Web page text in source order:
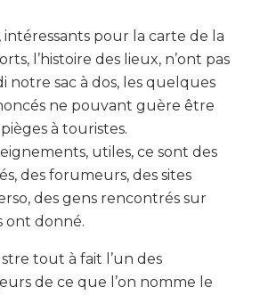
intéressants pour la carte de la
l’histoire des lieux, n’ont pas
notre sac à dos, les quelques
ne pouvant guère être
à touristes.
utiles, ce sont des
des forumeurs, des sites
des gens rencontrés sur
ont donné.
tout à fait l’un des
de ce que l’on nomme le